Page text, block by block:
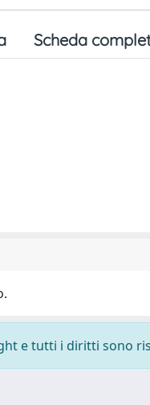
Scheda
e tutti i diritti sono